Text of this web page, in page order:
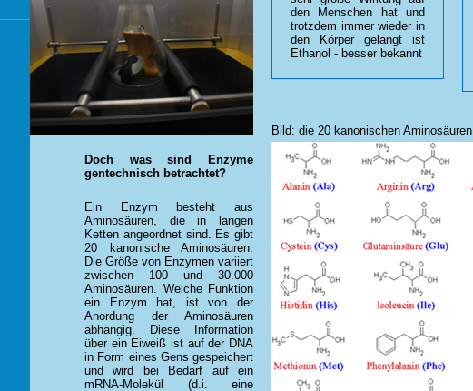
Doch was sind Enzyme
gentechnisch betrachtet?
Ein Enzym besteht aus
Aminosäuren, die in langen
Ketten angeordnet sind. Es gibt
20 kanonische Aminosäuren.
Die Größe von Enzymen variiert
zwischen 100 und 30.000
Aminosäuren. Welche Funktion
ein Enzym hat, ist von der
Anordung der Aminosäuren
abhängig. Diese Information
über ein Eiweiß ist auf der DNA
in Form eines Gens gespeichert
und wird bei Bedarf auf ein
mRNA-Molekül (d.i. eine
den Menschen hat und
trotzdem immer wieder in
den Körper gelangt ist
Ethanol - besser bekannt
Bild: die 20 kanonischen Aminosäuren